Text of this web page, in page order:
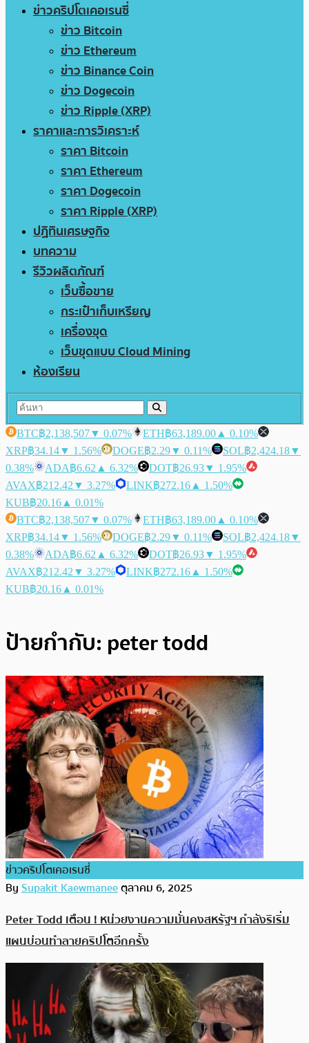
ข่าวคริปโตเคอเรนซี่
ข่าว Bitcoin
ข่าว Ethereum
ข่าว Binance Coin
ข่าว Dogecoin
ข่าว Ripple (XRP)
ราคาและการวิเคราะห์
ราคา Bitcoin
ราคา Ethereum
ราคา Dogecoin
ราคา Ripple (XRP)
ปฏิทินเศรษฐกิจ
บทความ
รีวิวผลิตภัณฑ์
เว็บซื้อขาย
กระเป๋าเก็บเหรียญ
เครื่องขุด
เว็บขุดแบบ Cloud Mining
ห้องเรียน
BTC฿2,138,507▼ 0.07% ETH฿63,189.00 ▲ 0.10%
XRP฿34.14▼ 1.56% DOGE฿2.29▼ 0.11% SOL฿2,424.18▼
0.38%
ADA฿6.62 ▲ 6.32% DOT฿26.93▼ 1.95%
AVAX฿212.42 ▼ 3.27% LINK฿272.16 ▲ 1.50%
KUB฿20.16 ▲ 0.01%
BTC฿2,138,507▼ 0.07% ETH฿63,189.00 ▲ 0.10%
XRP฿34.14▼ 1.56% DOGE฿2.29▼ 0.11% SOL฿2,424.18▼
0.38%
ADA฿6.62 ▲ 6.32% DOT฿26.93▼ 1.95%
AVAX฿212.42 ▼ 3.27% LINK฿272.16 ▲ 1.50%
KUB฿20.16 ▲ 0.01%
ป้ายกำกับ: peter todd
ข่าวคริปโตเคอเรนซี่
BySupakit Kaewmaneeตุลาคม 6, 2025
Peter Todd เตือน ! หน่วยงานความมั่นคงสหรัฐฯ กำลังริเริ่ม
แผนบ่อนทำลายคริปโตอีกครั้ง